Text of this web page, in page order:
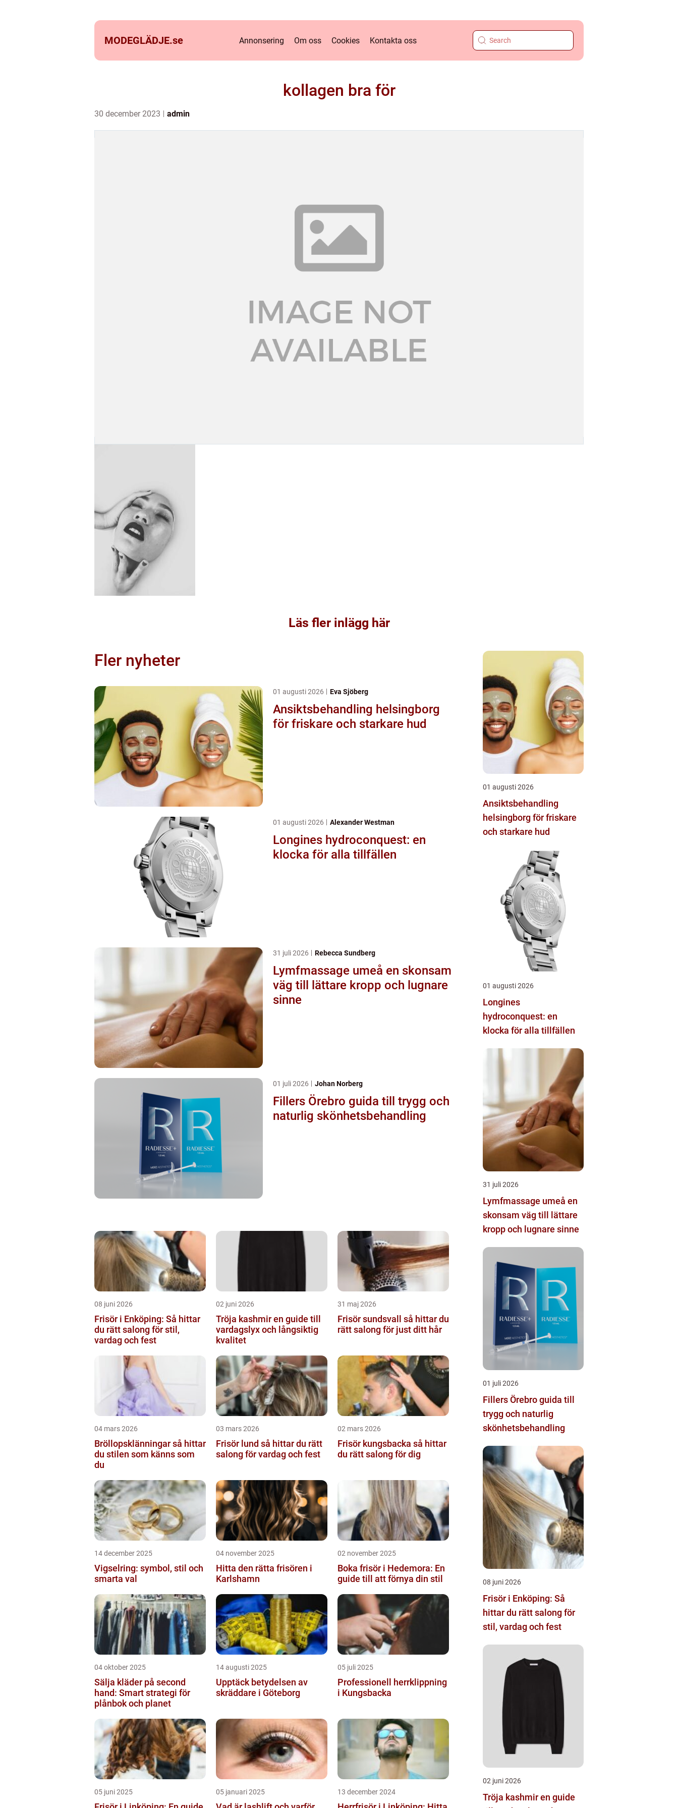
MODEGLÄDJE.se Annonsering Om oss Cookies Kontakta oss
kollagen bra för
30 december 2023 admin
Läs fler inlägg här
Fler nyheter
01 augusti 2026 Eva Sjöberg
Ansiktsbehandling helsingborg
för friskare och starkare hud
01 augusti 2026 Alexander Westman
Longines hydroconquest: en
klocka för alla tillfällen
31 juli 2026 Rebecca Sundberg
Lymfmassage umeå en skonsam
väg till lättare kropp och lugnare
sinne
01 juli 2026 Johan Norberg
Fillers Örebro guida till trygg och
naturlig skönhetsbehandling
08 juni 2026
Frisör i Enköping: Så hittar
du rätt salong för stil,
vardag och fest
02 juni 2026
Tröja kashmir en guide till
vardagslyx och långsiktig
kvalitet
31 maj 2026
Frisör sundsvall så hittar du
rätt salong för just ditt hår
04 mars 2026
Bröllopsklänningar så hittar
du stilen som känns som
du
03 mars 2026
Frisör lund så hittar du rätt
salong för vardag och fest
02 mars 2026
Frisör kungsbacka så hittar
du rätt salong för dig
14 december 2025
Vigselring: symbol, stil och
smarta val
04 november 2025
Hitta den rätta frisören i
Karlshamn
02 november 2025
Boka frisör i Hedemora: En
guide till att förnya din stil
04 oktober 2025
Sälja kläder på second
hand: Smart strategi för
plånbok och planet
14 augusti 2025
Upptäck betydelsen av
skräddare i Göteborg
05 juli 2025
Professionell herrklippning
i Kungsbacka
05 juni 2025 05 januari 2025 13 december 2024
01 augusti 2026
Ansiktsbehandling
helsingborg för friskare
och starkare hud
01 augusti 2026
Longines
hydroconquest: en
klocka för alla tillfällen
31 juli 2026
Lymfmassage umeå en
skonsam väg till lättare
kropp och lugnare sinne
01 juli 2026
Fillers Örebro guida till
trygg och naturlig
skönhetsbehandling
08 juni 2026
Frisör i Enköping: Så
hittar du rätt salong för
stil, vardag och fest
02 juni 2026
Tröja kashmir en guide